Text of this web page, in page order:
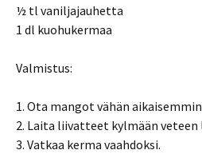
½ tl vaniljajauhetta
1 dl kuohukermaa
Valmistus:
1. Ota mangot vähän
2. Laita liivatteet kylmään veteen
3. Vatkaa kerma vaahdoksi.